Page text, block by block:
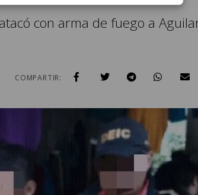
con arma de fuego a
COMPARTIR: